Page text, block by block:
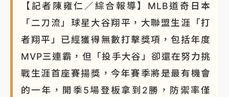
【記者陳雍仁／綜合報導】MLB道奇日本
「二刀流」球星大谷翔平，大聯盟生涯「打
者翔平」已經獲得無數打擊獎項，包括年度
MVP三連霸，但「投手大谷」卻還在努力挑
戰生涯首座賽揚獎，今年賽季將是最有機會
的一年，開季5場登板拿到2勝，防禦率僅